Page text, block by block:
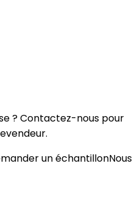
? Contactez-nous pour
un échantillonNous